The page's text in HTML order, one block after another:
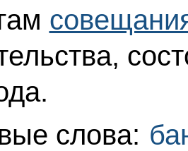
слова: